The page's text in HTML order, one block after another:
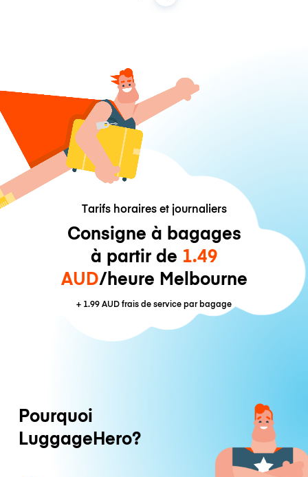
Tarifs horaires et journaliers
Consigne à bagages
à partir de 1.49
AUD/heure Melbourne
+ 1.99 AUDfrais de service par bagage
Pourquoi
LuggageHero?